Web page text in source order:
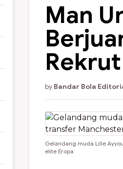
Man
by Bandar Bola
Gelandang muda Lille
elite Eropa